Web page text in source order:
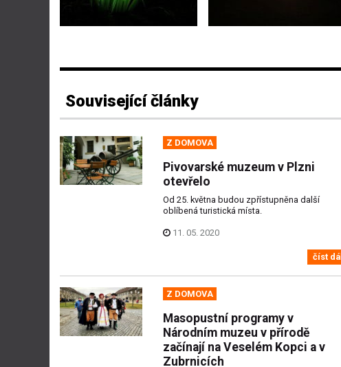
Související články
Z DOMOVA
Pivovarské muzeum v Plzni
otevřelo
Od 25. května budou zpřístupněna další
oblíbená turistická místa.
11. 05. 2020
číst dál
Z DOMOVA
Masopustní programy v
Národním muzeu v přírodě
začínají na Veselém Kopci a v
Zubrnicích